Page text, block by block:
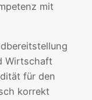
mit
Wirtschaft
für den
korrekt